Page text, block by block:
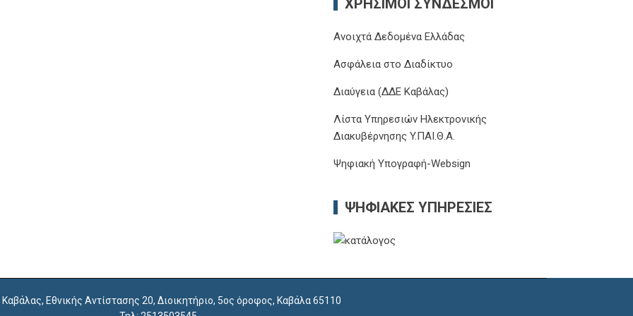
ΧΡΉΣΙΜΟΙ ΣΎΝΔΕΣΜΟΙ
Ανοιχτά Δεδομένα Ελλάδας
Ασφάλεια στο Διαδίκτυο
Διαύγεια (ΔΔΕ Καβάλας)
Λίστα Υπηρεσιών Ηλεκτρονικής
Διακυβέρνησης Y.ΠΑΙ.Θ.Α.
Ψηφιακή Υπογραφή-Websign
ΨΗΦΙΑΚΈΣ ΥΠΗΡΕΣΊΕΣ
Εθνικής Αντίστασης 20, Διοικητήριο, 5ος όροφος, Καβάλα 65110